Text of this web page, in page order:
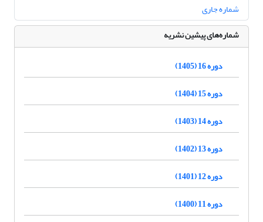
شماره جاری
شماره‌های پیشین نشریه
دوره 16 (1405)
دوره 15 (1404)
دوره 14 (1403)
دوره 13 (1402)
دوره 12 (1401)
دوره 11 (1400)